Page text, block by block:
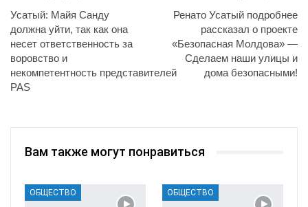
Усатый: Майя Санду
должна уйти, так как она
несет ответственность за
воровство и
некомпетентность представителей
PAS
Ренато Усатый подробнее
рассказал о проекте
«Безопасная Молдова» —
Сделаем наши улицы и
дома безопасными!
Вам также могут понравиться
ОБЩЕСТВО ОБЩЕСТВО